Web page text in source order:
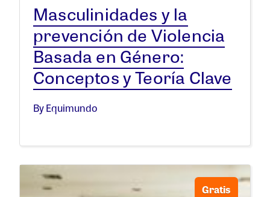
Masculinidades y la
prevención de Violencia
Basada en Género:
Conceptos y Teoría Clave
By Equimundo
Gratis